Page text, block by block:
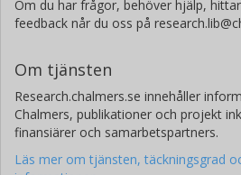
Om du har frågor, behöver hjälp,
feedback når du oss på
Om tjänsten
Research.chalmers.se innehåller
Chalmers, publikationer och projekt
finansiärer och samarbetspartners.
Läs mer om tjänsten, täckningsgrad